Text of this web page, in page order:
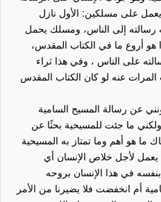
يعمل على مسلكين: الأول نازل
إلى الناس، ومسلك يحمل
أروع ما في الكتاب المقدس،
على الناس ، وفي هذا ثراء
عنه لو كان الكتاب المقدس
عن رسالة المسيح السامية
ما جئت للمسيحية بحثًا عن
ما هو أهم وما تمتاز به المسيحية
يعمل لأجل خلاص الإنسان أي
في هذا الإنسان بروحه
أم انخفضت فلا يضيرنا من الأمر